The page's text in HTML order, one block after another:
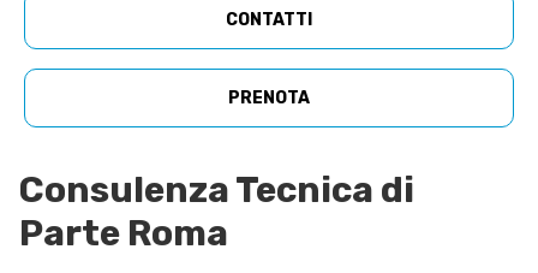
CONTATTI
PRENOTA
Consulenza Tecnica di
Parte Roma